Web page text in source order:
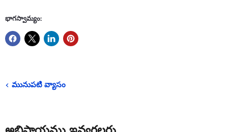
భాగస్వామ్యం:
మునుపటి వ్యాసం